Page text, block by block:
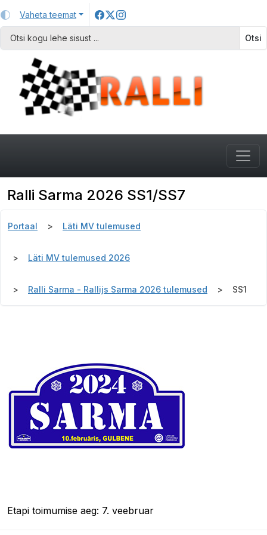
Vaheta teemat
Otsi
Ralli Sarma 2026 SS1/SS7
Portaal Läti MV tulemused
Läti MV tulemused 2026
Ralli Sarma - Rallijs Sarma 2026 tulemused SS1
Etapi toimumise aeg: 7. veebruar